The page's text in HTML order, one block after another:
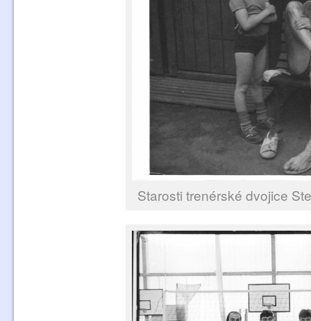
Starosti trenérské dvojice